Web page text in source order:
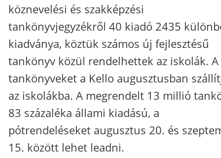
köznevelési és szakképzési
tankönyvjegyzékről 40 kiadó 2435
kiadványa, köztük számos új fejlesztésű
tankönyv közül rendelhettek az iskolák. A
tankönyveket a Kello augusztusban
az iskolákba. A megrendelt 13 millió
83 százaléka állami kiadású, a
pótrendeléseket augusztus 20. és
15. között lehet leadni.